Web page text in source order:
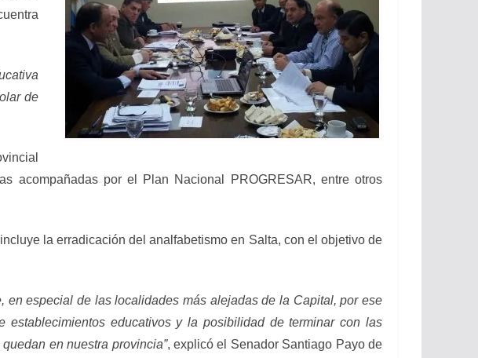
de
acompañadas por el Plan Nacional PROGRESAR, entre otros
la erradicación del analfabetismo en Salta, con el objetivo de
especial de las localidades más alejadas de la Capital, por ese
educativos y la posibilidad de terminar con las
en nuestra provincia”, explicó el Senador Santiago Payo de